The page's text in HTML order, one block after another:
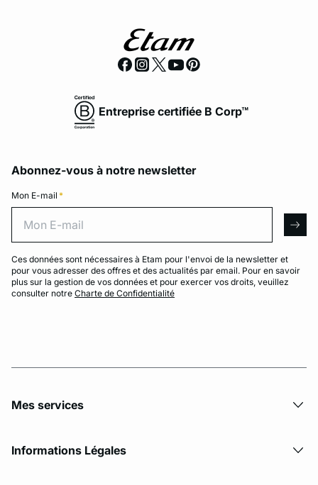
Entreprise certifiée B Corp™
Abonnez-vous à notre newsletter
Mon E-mail *
Ces données sont nécessaires à Etam pour l'envoi de la newsletter et
pour vous adresser des offres et des actualités par email. Pour en savoir
plus sur la gestion de vos données et pour exercer vos droits, veuillez
consulter notre Charte de Confidentialité
Mes services
Informations Légales